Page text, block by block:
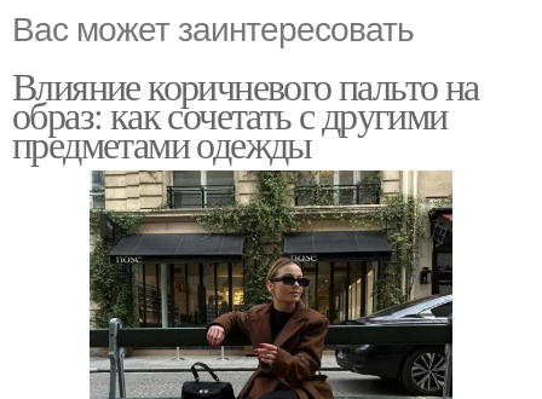
Вас может заинтересовать
Влияние коричневого пальто на
образ: как сочетать с другими
предметами одежды